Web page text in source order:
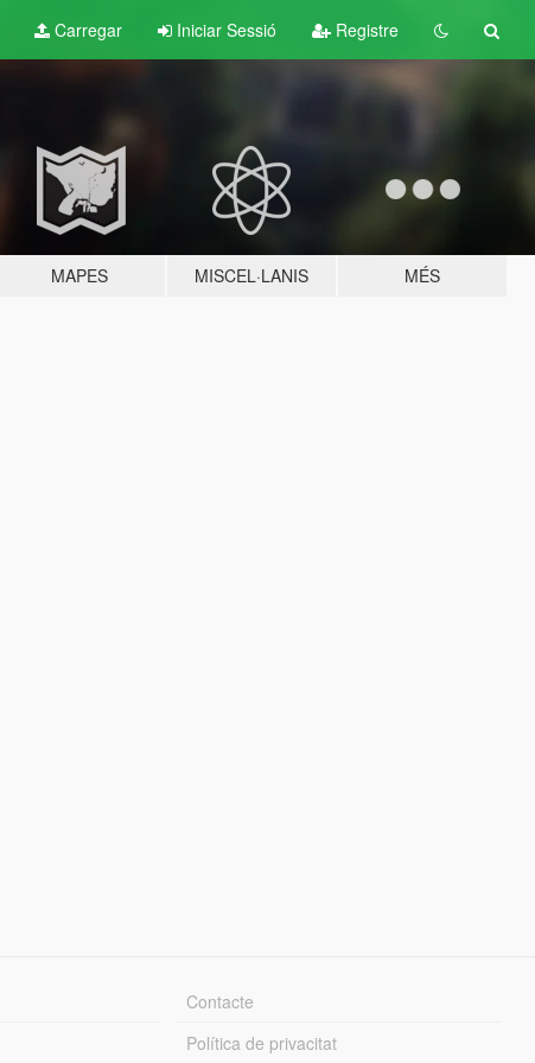
Carregar Iniciar Sessió Registre
MAPES MISCEL·LANIS MÉS
Contacte
Política de privacitat